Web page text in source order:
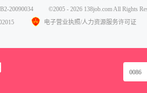
20090034
©2005 - 2026 138job.com All Rights
电子营业执照/人力资源服务许可证
0086
中国
中国
马来